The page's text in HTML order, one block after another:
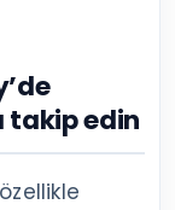
takip edin